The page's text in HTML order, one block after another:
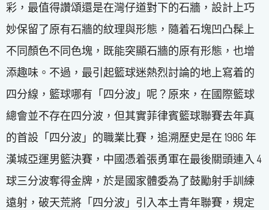
彩，最值得讚頌還是在灣仔道對下的石牆，設計上巧
妙保留了原有石牆的紋理與形態，隨着石塊凹凸髹上
不同顏色不同色塊，既能突顯石牆的原有形態，也增
添趣味。不過，最引起籃球迷熱烈討論的地上寫着的
四分線，籃球哪有「四分波」呢？原來，在國際籃球
總會並不存在四分波，但其實菲律賓籃球聯賽去年真
的首設「四分波」的職業比賽，追溯歷史是在 1986 年
漢城亞運男籃決賽，中國憑着張勇軍在最後關頭連入 4
球三分波奪得金牌，於是國家體委為了鼓勵射手訓練
遠射，破天荒將「四分波」引入本土青年聯賽，規定